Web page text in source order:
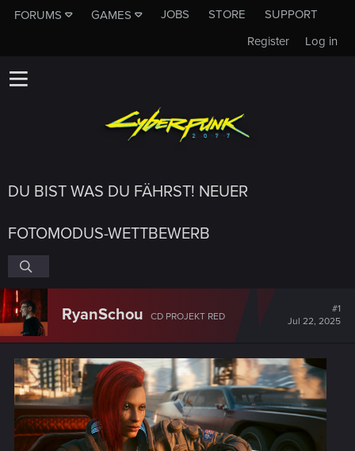
FORUMS GAMES JOBS STORE
SUPPORT
Log in
Register
DU BIST WAS DU FÄHRST! NEUER
FOTOMODUS-WETTBEWERB
RyanSchou CD PROJEKT RED
#1
Jul 22, 2025